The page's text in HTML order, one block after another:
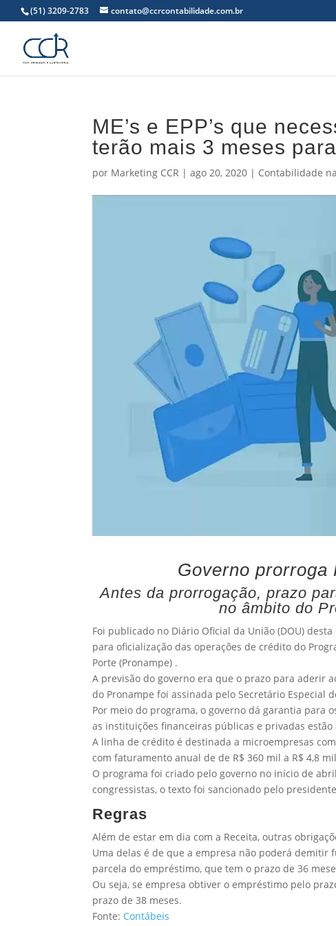
(51) 3209-2783 contato@ccrcontabilidade.com.br
ME’s e EPP’s que
terão mais 3 meses
por Marketing CCR |ago 20, 2020 | Contabilidade
Governo prorroga
Antes da prorrogação, prazo
no âmbito do
Foi publicado no Diário Oficial da União (DOU)
para oficialização das operações de crédito do
Porte (Pronampe) .
A previsão do governo era que o prazo para aderir
do Pronampe foi assinada pelo Secretário Especial
Por meio do programa, o governo dá garantia para
as instituições financeiras públicas e privadas
A linha de crédito é destinada a microempresas
com faturamento anual de de R$ 360 mil a R$ 4,8
O programa foi criado pelo governo no início de
congressistas, o texto foi sancionado pelo
Regras
Além de estar em dia com a Receita, outras
Uma delas é de que a empresa não poderá
parcela do empréstimo, que tem o prazo de 36
Ou seja, se empresa obtiver o empréstimo pelo
prazo de 38 meses.
Fonte: Contábeis